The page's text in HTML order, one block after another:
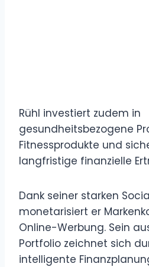
Rühl investiert zudem in
gesundheitsbezogene
Fitnessprodukte und
langfristige finanzielle
Dank seiner starken
monetarisiert er
Online-Werbung. Sein
Portfolio zeichnet sich
intelligente